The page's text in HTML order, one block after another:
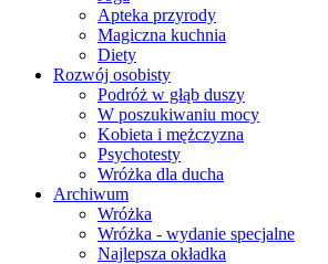
Apteka przyrody
Magiczna kuchnia
Diety
Rozwój osobisty
Podróż w głąb duszy
W poszukiwaniu mocy
Kobieta i mężczyzna
Psychotesty
Wróżka dla ducha
Archiwum
Wróżka
Wróżka - wydanie specjalne
Najlepsza okładka